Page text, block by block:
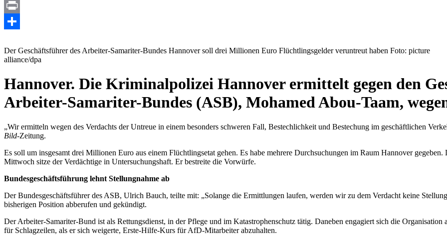
Message
Print
Der Geschäftsführer des Arbeiter-Samariter-Bundes Hannover soll drei Millionen Euro Flüchtlingsgelder veruntreut haben Foto: picture
alliance/dpa
Hannover. Die Kriminalpolizei Hannover ermittelt gegen den
Arbeiter-Samariter-Bundes (ASB), Mohamed Abou-Taam,
„Wir ermitteln wegen des Verdachts der Untreue in einem besonders schweren Fall, Bestechlichkeit und Bestechung im geschäftlichen
Bild-Zeitung.
Es soll um insgesamt drei Millionen Euro aus einem Flüchtlingsetat gehen. Es habe mehrere Durchsuchungen im Raum Hannover
Mittwoch sitze der Verdächtige in Untersuchungshaft. Er bestreite die Vorwürfe.
Bundesgeschäftsführung lehnt Stellungnahme ab
Der Bundesgeschäftsführer des ASB, Ulrich Bauch, teilte mit: „Solange die Ermittlungen laufen, werden wir zu dem Verdacht keine
bisherigen Position abberufen und gekündigt.
Der Arbeiter-Samariter-Bund ist als Rettungsdienst, in der Pflege und im Katastrophenschutz tätig. Daneben engagiert sich die
für Schlagzeilen, als er sich weigerte, Erste-Hilfe-Kurs für AfD-Mitarbeiter abzuhalten.